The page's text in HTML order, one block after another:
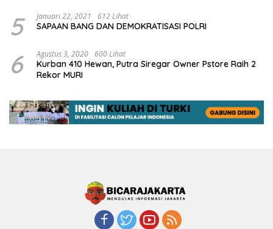
5 Januari 22, 2021 612 Lihat
SAPAAN BANG DAN DEMOKRATISASI POLRI
6 Agustus 3, 2020 600 Lihat
Kurban 410 Hewan, Putra Siregar Owner Pstore Raih 2
Rekor MURI